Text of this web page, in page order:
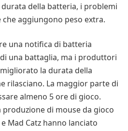
della batteria, i problemi
aggiungono peso extra.
una notifica di batteria
una battaglia, ma i produttori
la durata della
rilasciano. La maggior parte di
almeno 5 ore di gioco.
di mouse da gioco
Mad Catz hanno lanciato